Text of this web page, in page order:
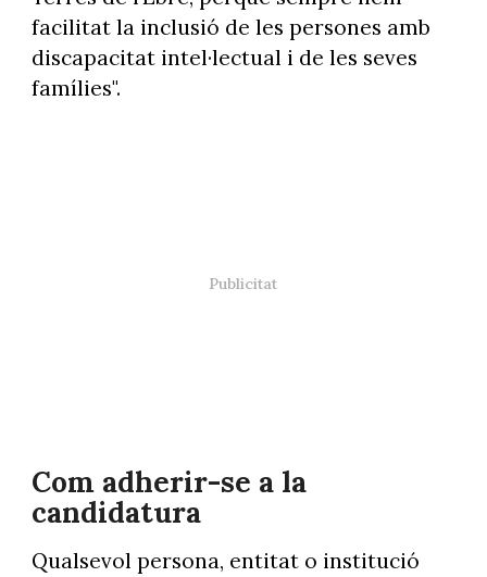
facilitat la inclusió de les persones amb
discapacitat intel·lectual i de les seves
famílies".
Com adherir-se a la
candidatura
Qualsevol persona, entitat o institució